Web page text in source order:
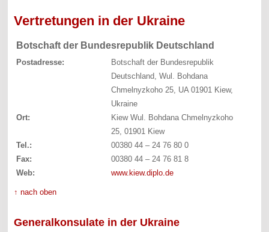
Vertretungen in der Ukraine
Botschaft der Bundesrepublik Deutschland
Postadresse:
Botschaft der Bundesrepublik
Deutschland, Wul. Bohdana
Chmelnyzkoho 25, UA 01901 Kiew,
Ukraine
Ort:
Kiew Wul. Bohdana Chmelnyzkoho
25, 01901 Kiew
Tel.:
00380 44 – 24 76 80 0
Fax:
00380 44 – 24 76 81 8
Web:
www.kiew.diplo.de
↑ nach oben
Generalkonsulate in der Ukraine